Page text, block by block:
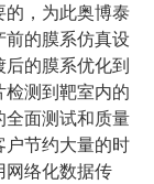
的，为此奥博泰
的膜系仿真设
的膜系优化到
测到靶室内的
全面测试和质量
户节约大量的时
网络化数据传